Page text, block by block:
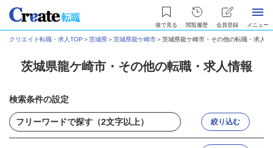
後で見る 閲覧履歴 会員登録 メニュー
クリエイト転職・求人TOP ＞茨城県＞茨城県龍ケ崎市＞茨城県龍ケ崎市・その他の転職・求人情
茨城県龍ケ崎市・その他の転職・求人情報
検索条件の設定
絞り込む